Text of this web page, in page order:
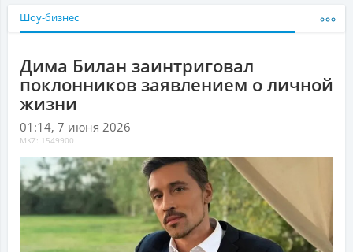
Шоу-бизнес
Дима Билан заинтриговал
поклонников заявлением о личной
жизни
01:14, 7 июня 2026
MKZ: 1549900